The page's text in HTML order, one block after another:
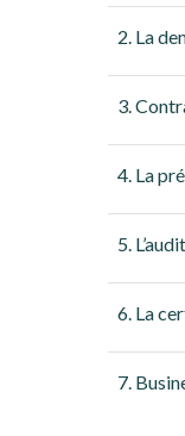
2. La
3.
4. La
5. L’audit
6. La
7.